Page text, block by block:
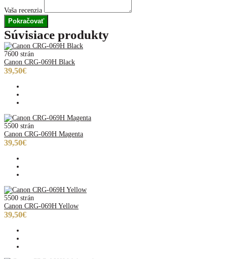
Vaša recenzia
Pokračovať
Súvisiace produkty
7600 strán
Canon CRG-069H Black
39,50€
5500 strán
Canon CRG-069H Magenta
39,50€
5500 strán
Canon CRG-069H Yellow
39,50€